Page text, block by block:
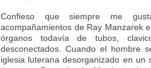
Confieso que siempre me
acompañamientos de Ray Manzarek
órganos todavía de tubos,
desconectados. Cuando el hombre
iglesia luterana desorganizado en un